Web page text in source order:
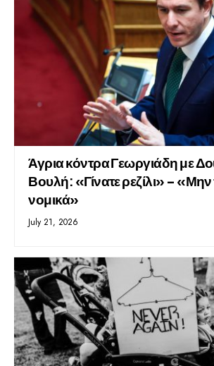
Άγρια κόντρα Γεωργιάδη με
Βουλή: «Γίνατε ρεζίλι» –
νομικά»
July 21, 2026